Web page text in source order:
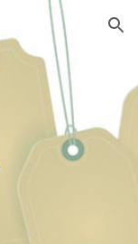
Skip to navigation